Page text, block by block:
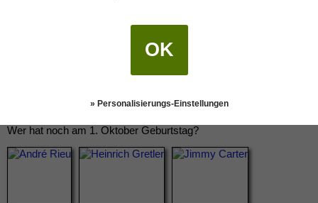
Wer hat noch am 1. Oktober Geburtstag?
OK
» Personalisierungs-Einstellungen